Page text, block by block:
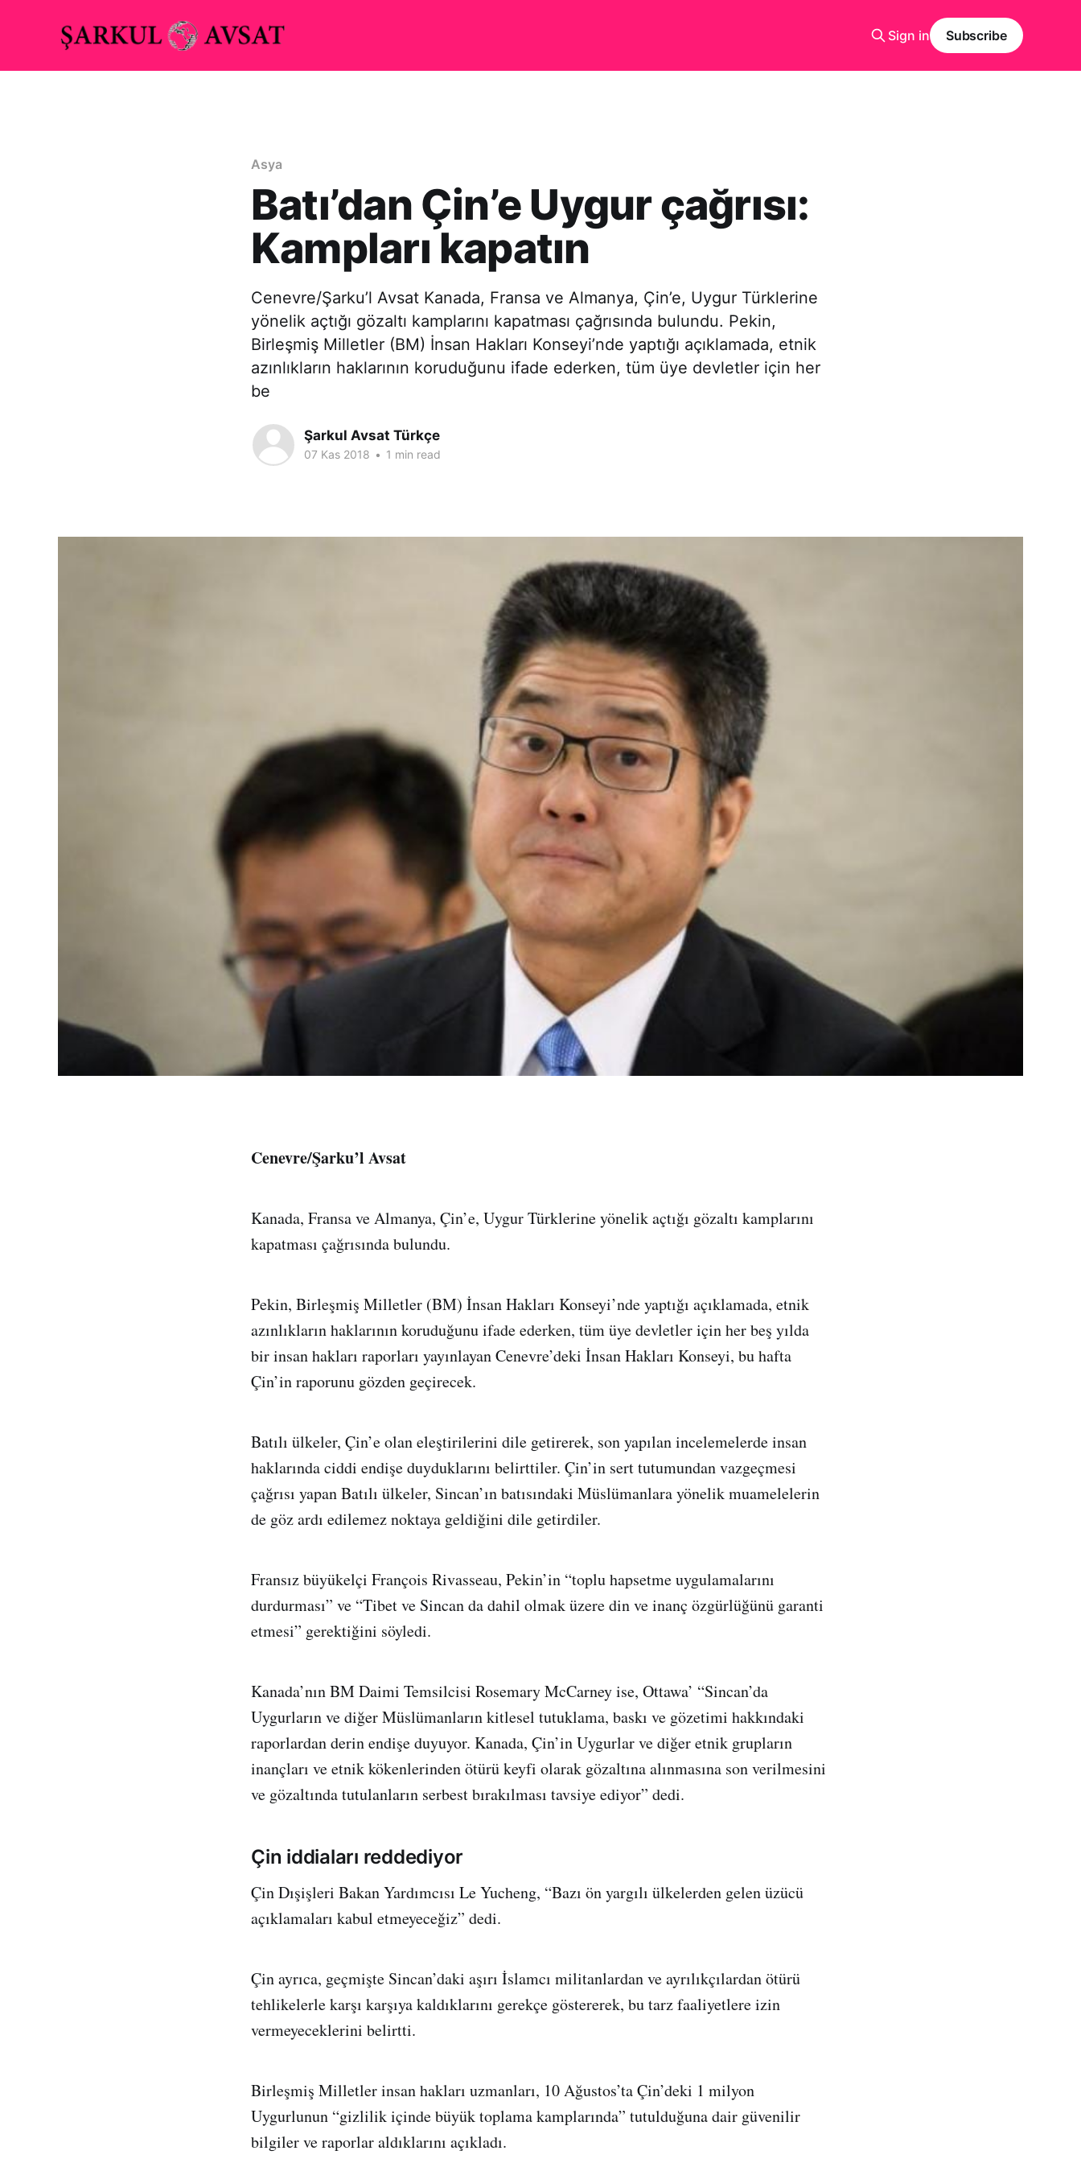
Sign in Subscribe
Asya
Batı’dan Çin’e Uygur çağrısı:
Kampları kapatın
Cenevre/Şarku’l Avsat Kanada, Fransa ve Almanya, Çin’e, Uygur Türklerine
yönelik açtığı gözaltı kamplarını kapatması çağrısında bulundu. Pekin,
Birleşmiş Milletler (BM) İnsan Hakları Konseyi’nde yaptığı açıklamada, etnik
azınlıkların haklarının koruduğunu ifade ederken, tüm üye devletler için her
be
Şarkul Avsat Türkçe
07 Kas 2018 • 1 min read
Cenevre/Şarku’l Avsat
Kanada, Fransa ve Almanya, Çin’e, Uygur Türklerine yönelik açtığı gözaltı kamplarını
kapatması çağrısında bulundu.
Pekin, Birleşmiş Milletler (BM) İnsan Hakları Konseyi’nde yaptığı açıklamada, etnik
azınlıkların haklarının koruduğunu ifade ederken, tüm üye devletler için her beş yılda
bir insan hakları raporları yayınlayan Cenevre’deki İnsan Hakları Konseyi, bu hafta
Çin’in raporunu gözden geçirecek.
Batılı ülkeler, Çin’e olan eleştirilerini dile getirerek, son yapılan incelemelerde insan
haklarında ciddi endişe duyduklarını belirttiler. Çin’in sert tutumundan vazgeçmesi
çağrısı yapan Batılı ülkeler, Sincan’ın batısındaki Müslümanlara yönelik muamelelerin
de göz ardı edilemez noktaya geldiğini dile getirdiler.
Fransız büyükelçi François Rivasseau, Pekin’in “toplu hapsetme uygulamalarını
durdurması” ve “Tibet ve Sincan da dahil olmak üzere din ve inanç özgürlüğünü garanti
etmesi” gerektiğini söyledi.
Kanada’nın BM Daimi Temsilcisi Rosemary McCarney ise, Ottawa’ “Sincan’da
Uygurların ve diğer Müslümanların kitlesel tutuklama, baskı ve gözetimi hakkındaki
raporlardan derin endişe duyuyor. Kanada, Çin’in Uygurlar ve diğer etnik grupların
inançları ve etnik kökenlerinden ötürü keyfi olarak gözaltına alınmasına son verilmesini
ve gözaltında tutulanların serbest bırakılması tavsiye ediyor” dedi.
Çin iddiaları reddediyor
Çin Dışişleri Bakan Yardımcısı Le Yucheng, “Bazı ön yargılı ülkelerden gelen üzücü
açıklamaları kabul etmeyeceğiz” dedi.
Çin ayrıca, geçmişte Sincan’daki aşırı İslamcı militanlardan ve ayrılıkçılardan ötürü
tehlikelerle karşı karşıya kaldıklarını gerekçe göstererek, bu tarz faaliyetlere izin
vermeyeceklerini belirtti.
Birleşmiş Milletler insan hakları uzmanları, 10 Ağustos’ta Çin’deki 1 milyon
Uygurlunun “gizlilik içinde büyük toplama kamplarında” tutulduğuna dair güvenilir
bilgiler ve raporlar aldıklarını açıkladı.